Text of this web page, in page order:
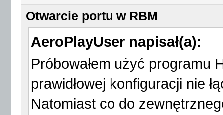
Otwarcie portu w RBM
AeroPlayUser napisał(a):
Próbowałem użyć programu
prawidłowej konfiguracji nie
Natomiast co do